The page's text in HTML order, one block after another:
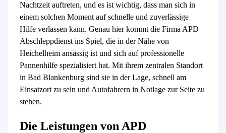
Nachtzeit auftreten, und es ist wichtig, dass man sich in
einem solchen Moment auf schnelle und zuverlässige
Hilfe verlassen kann. Genau hier kommt die Firma APD
Abschleppdienst ins Spiel, die in der Nähe von
Heichelheim ansässig ist und sich auf professionelle
Pannenhilfe spezialisiert hat. Mit ihrem zentralen Standort
in Bad Blankenburg sind sie in der Lage, schnell am
Einsatzort zu sein und Autofahrern in Notlage zur Seite zu
stehen.
Die Leistungen von APD